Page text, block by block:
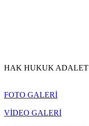
HAK HUKUK ADALET
FOTO GALERİ
VİDEO GALERİ